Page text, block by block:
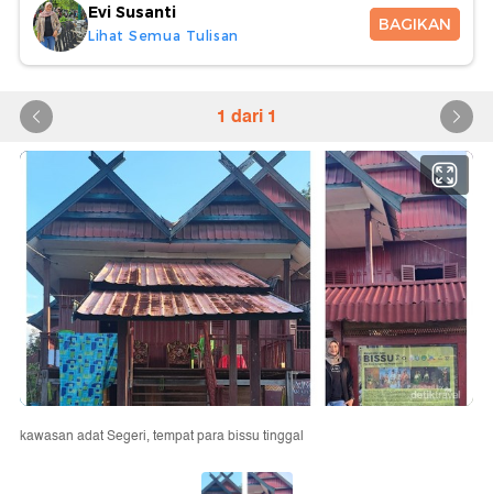
Evi Susanti
Lihat Semua Tulisan
BAGIKAN
1 dari 1
kawasan adat Segeri, tempat para bissu tinggal